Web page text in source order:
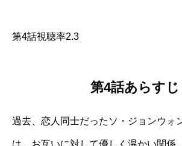
第4話視聴率2.3
第4話あらすじ
過去、恋人同士だったソ・ジョンウォ